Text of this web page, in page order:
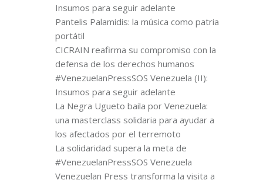
Insumos para seguir adelante
Pantelis Palamidis: la música como patria
portátil
CICRAIN reafirma su compromiso con la
defensa de los derechos humanos
#VenezuelanPressSOS Venezuela (II):
Insumos para seguir adelante
La Negra Ugueto baila por Venezuela:
una masterclass solidaria para ayudar a
los afectados por el terremoto
La solidaridad supera la meta de
#VenezuelanPressSOS Venezuela
Venezuelan Press transforma la visita a